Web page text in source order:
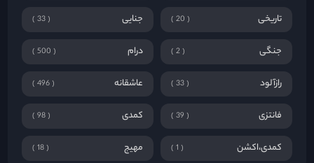
تاریخی 20 جنایی 33
جنگی 2 درام 500
رازآلود 33 عاشقانه 496
فانتزی 39 کمدی 98
کمدی،اکشن 1 مهیج 18